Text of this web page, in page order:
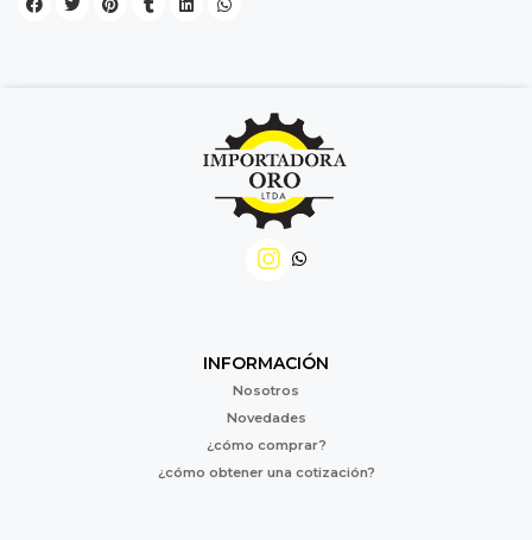
INFORMACIÓN
Nosotros
Novedades
¿cómo comprar?
¿cómo obtener una cotización?